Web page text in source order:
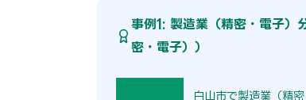
事例1: 製造業（精密・電子）
密・電子））
白山市で製造業（精